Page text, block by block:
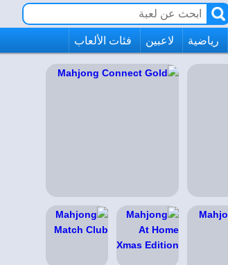
رياضية لاعبين فئات الألعاب